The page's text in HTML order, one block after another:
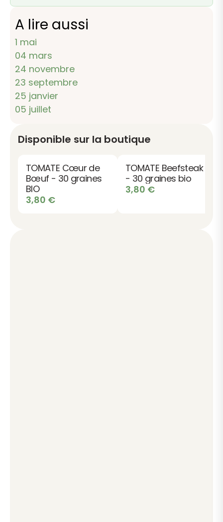
A lire aussi
1 mai
04 mars
24 novembre
23 septembre
25 janvier
05 juillet
Disponible sur la boutique
TOMATE Cœur de
Bœuf - 30 graines
BIO
3,80 €
TOMATE Beefsteak
- 30 graines bio
3,80 €